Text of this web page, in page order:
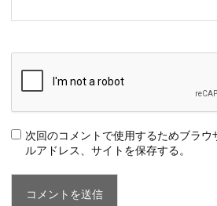
次回のコメントで使用するためブラ
ルアドレス、サイトを保存する。